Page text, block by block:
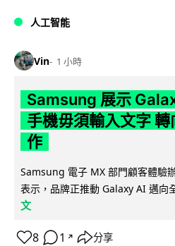
人工智能
Vin 1 小時
Samsung 展示
手機毋須輸入文字
作
Samsung 電子 MX 部門顧客體驗
表示，品牌正推動 Galaxy AI 邁向
文
8 1 ↗ 分享